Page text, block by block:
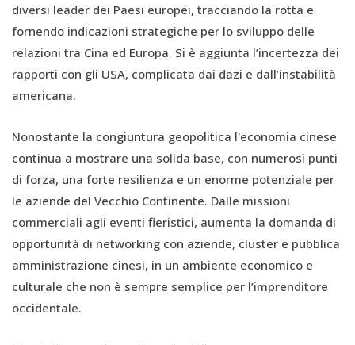
diversi leader dei Paesi europei, tracciando la rotta e
fornendo indicazioni strategiche per lo sviluppo delle
relazioni tra Cina ed Europa. Si è aggiunta l’incertezza dei
rapporti con gli USA, complicata dai dazi e dall’instabilità
americana.
Nonostante la congiuntura geopolitica l'economia cinese
continua a mostrare una solida base, con numerosi punti
di forza, una forte resilienza e un enorme potenziale per
le aziende del Vecchio Continente. Dalle missioni
commerciali agli eventi fieristici, aumenta la domanda di
opportunità di networking con aziende, cluster e pubblica
amministrazione cinesi, in un ambiente economico e
culturale che non è sempre semplice per l’imprenditore
occidentale.